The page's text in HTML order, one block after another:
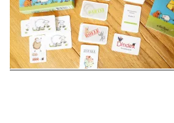
Konzerte
Museen bei…